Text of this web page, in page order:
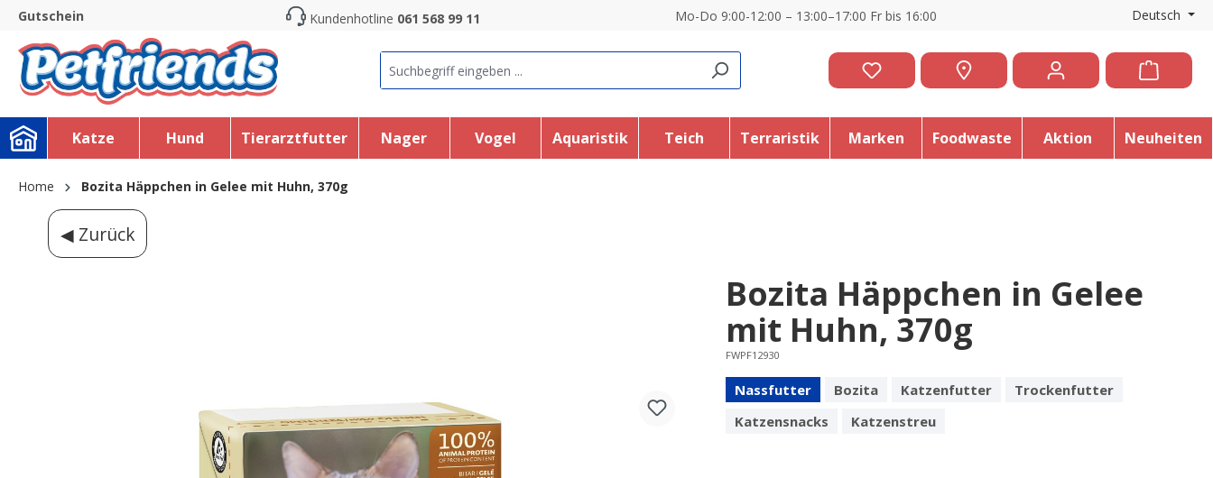
Skip to main navigation
Gutschein Kundenhotline 061 568 99 11 Mo-Do 9:00-12:00 – 13:00–17:00 Fr bis 16:00 Deutsch
Katze Hund Tierarztfutter Nager Vogel Aquaristik Teich Terraristik Marken Foodwaste Aktion Neuheiten
Home Bozita Häppchen in Gelee mit Huhn, 370g
◀ Zurück
Bozita Häppchen in Gelee
mit Huhn, 370g
FWPF12930
Nassfutter Bozita Katzenfutter
Trockenfutter
Katzensnacks
Katzenstreu